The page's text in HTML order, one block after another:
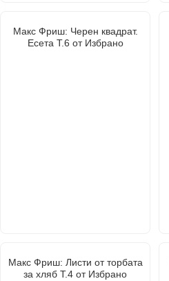
Макс Фриш: Черен квадрат.
Есета Т.6 от Избрано
Макс Фриш: Листи от торбата
за хляб Т.4 от Избрано